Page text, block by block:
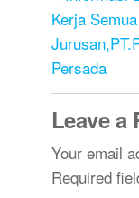
Kerja Semua
Persada
Leave a
Your email
Required